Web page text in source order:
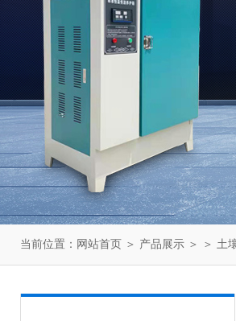
当前位置： 网站首页 ＞ 产品展示 ＞ ＞ 土